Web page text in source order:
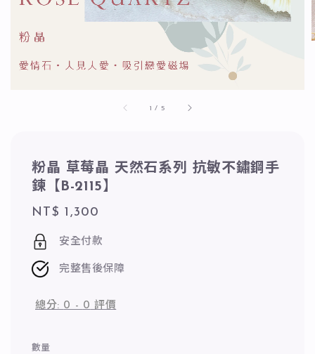
1 / 5
粉晶 草莓晶 天然石系列 抗敏不鏽鋼手
鍊【B-2115】
Regular
price
NT$ 1,300
安全付款
完整售後保障
總分: 0 - 0 評價
數量